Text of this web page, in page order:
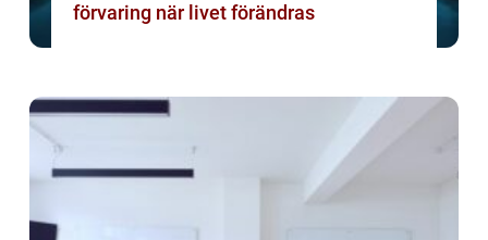
förvaring när livet förändras